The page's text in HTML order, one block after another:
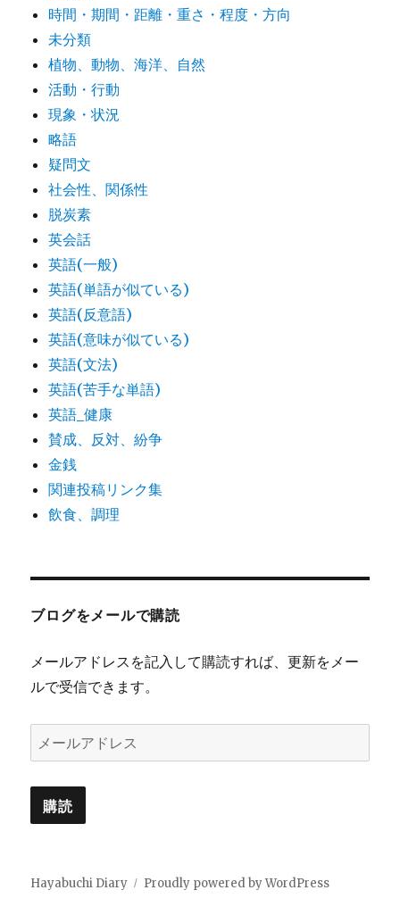
時間・期間・距離・重さ・程度・方向
未分類
植物、動物、海洋、自然
活動・行動
現象・状況
略語
疑問文
社会性、関係性
脱炭素
英会話
英語(一般)
英語(単語が似ている)
英語(反意語)
英語(意味が似ている)
英語(文法)
英語(苦手な単語)
英語_健康
賛成、反対、紛争
金銭
関連投稿リンク集
飲食、調理
ブログをメールで購読
メールアドレスを記入して購読すれば、更新をメー
ルで受信できます。
メ
ー
ル
ア
ス
Hayabuchi Diary Proudly powered by WordPress